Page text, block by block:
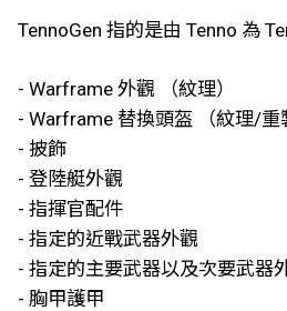
TennoGen 指的是由 Tenno 為
- Warframe 外觀 （紋理）
- Warframe 替換頭盔 （紋理/重
- 披飾
- 登陸艇外觀
- 指揮官配件
- 指定的近戰武器外觀
- 指定的主要武器以及次要武器
- 胸甲護甲